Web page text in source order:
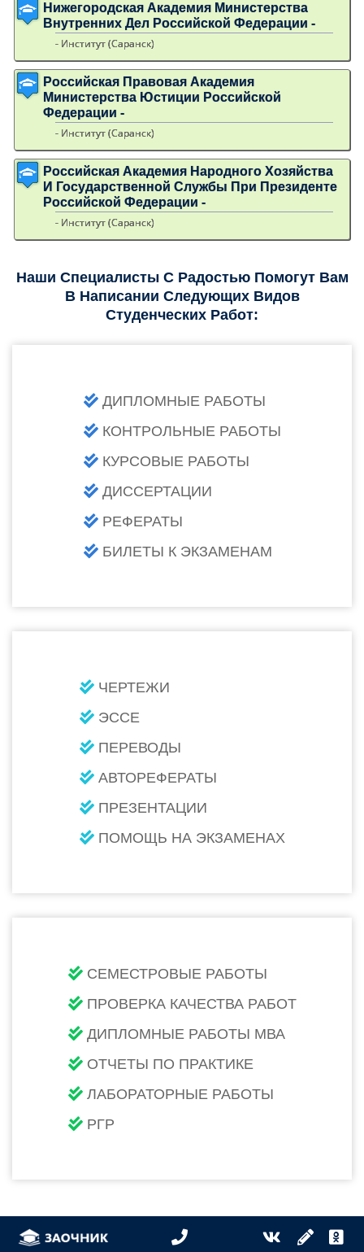
Нижегородская Академия Министерства
Внутренних Дел Российской Федерации -
- Институт (Саранск)
Российская Правовая Академия
Министерства Юстиции Российской
Федерации -
- Институт (Саранск)
Российская Академия Народного Хозяйства
И Государственной Службы При Президенте
Российской Федерации -
- Институт (Саранск)
Наши Специалисты С Радостью Помогут Вам
В Написании Следующих Видов
Студенческих Работ:
ДИПЛОМНЫЕ РАБОТЫ
КОНТРОЛЬНЫЕ РАБОТЫ
КУРСОВЫЕ РАБОТЫ
ДИССЕРТАЦИИ
РЕФЕРАТЫ
БИЛЕТЫ К ЭКЗАМЕНАМ
ЧЕРТЕЖИ
ЭССЕ
ПЕРЕВОДЫ
АВТОРЕФЕРАТЫ
ПРЕЗЕНТАЦИИ
ПОМОЩЬ НА ЭКЗАМЕНАХ
СЕМЕСТРОВЫЕ РАБОТЫ
ПРОВЕРКА КАЧЕСТВА РАБОТ
ДИПЛОМНЫЕ РАБОТЫ МВА
ОТЧЕТЫ ПО ПРАКТИКЕ
ЛАБОРАТОРНЫЕ РАБОТЫ
РГР